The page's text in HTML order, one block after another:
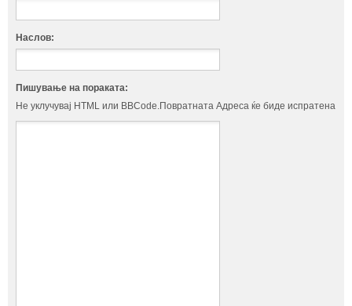
Наслов:
Пишување на пораката:
Не уклучувај HTML или BBCode.Повратната Адреса ќе биде испратена